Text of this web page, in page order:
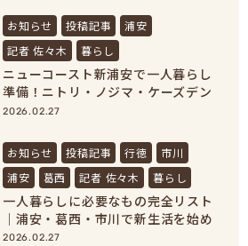
お知らせ 投稿記事
浦安
記者 佐々木
暮らし
ニューコースト新浦安で一人暮らし
準備！ニトリ・ノジマ・ケーズデン
キで家具家電をまとめ買い
2026.02.27
お知らせ 投稿記事 行徳
市川
浦安
葛西 記者 佐々木 暮らし
一人暮らしに必要なもの完全リスト
｜浦安・葛西・市川で新生活を始め
る人向け準備ガイド
2026.02.27